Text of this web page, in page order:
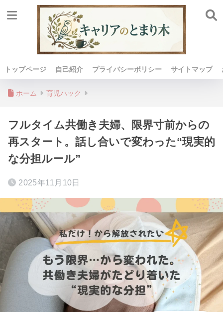
トップページ 自己紹介 プライバシーポリシー サイトマップ
ホーム 育児ハック
フルタイム共働き夫婦、限界寸前からの
再スタート。話し合いで変わった“現実的
な分担ルール”
2025年11月10日